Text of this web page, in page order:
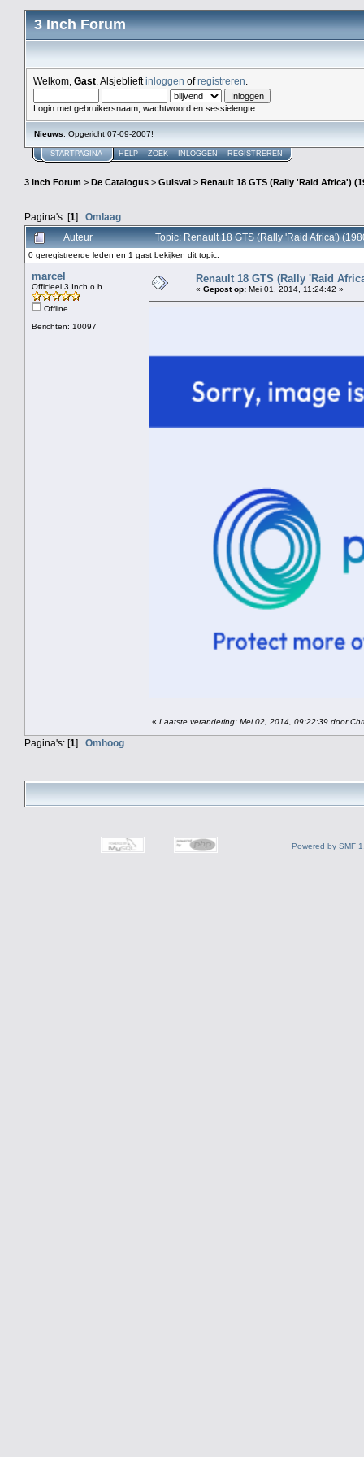
3 Inch Forum
Welkom, Gast . Alsjeblieftinloggen ofregistreren
Login met gebruikersnaam, wachtwoord en sessielengte
Nieuws: Opgericht 07-09-2007!
STARTPAGINA HELP ZOEK INLOGGEN REGISTREREN
3 Inch Forum > De Catalogus > Guisval > Renault 18 GTS (Rally 'Raid Africa')
Pagina's: [1] Omlaag
Auteur
Topic: Renault 18 GTS (Rally 'Raid Africa')
0 geregistreerde leden en 1 gast bekijken dit topic.
marcel
Officieel 3 Inch o.h.
Offline
Berichten: 10097
Renault 18 GTS (Rally 'Raid
« Gepost op: Mei 01, 2014, 11:24:42 »
« Laatste verandering: Mei 02, 2014, 09:22:39 door
Pagina's: [1] Omhoog
Powered by SMF